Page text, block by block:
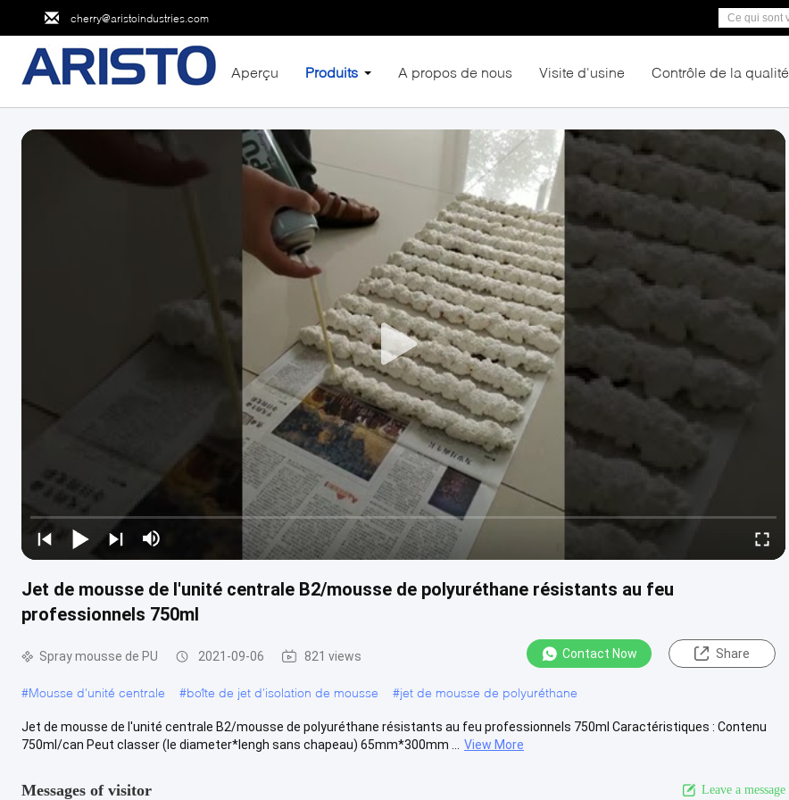
cherry@aristoindustries.com
Aperçu Produits A propos de nous Visite d'usine Contrôle de la qualité
Jet de mousse de l'unité centrale B2/mousse de polyuréthane résistants au feu
professionnels 750ml
Spray mousse de PU 2021-09-06 821 views Contact Now Share
#Mousse d'unité centrale #boîte de jet d'isolation de mousse #jet de mousse de polyuréthane
Jet de mousse de l'unité centrale B2/mousse de polyuréthane résistants au feu professionnels 750ml Caractéristiques : Contenu
750ml/can Peut classer (le diameter*lengh sans chapeau) 65mm*300mm ...
View More
Messages of visitor Leave a message